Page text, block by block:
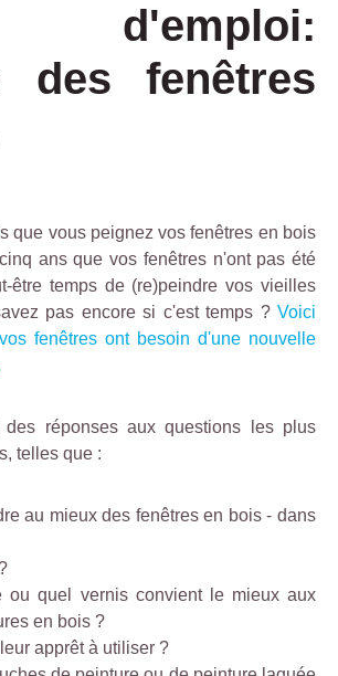
d'emploi:
des fenêtres
que vous peignez vos fenêtres en bois
ans que vos fenêtres n'ont pas été
être temps de (re)peindre vos vieilles
pas encore si c'est temps ? Voici
fenêtres ont besoin d'une nouvelle
des réponses aux questions les plus
telles que :
au mieux des fenêtres en bois - dans
ou quel vernis convient le mieux aux
en bois ?
apprêt à utiliser ?